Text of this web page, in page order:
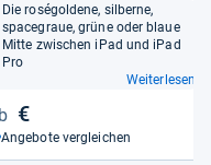
Die rosé­gol­dene, sil­berne,
space­graue, grüne oder blaue
Mitte zwi­schen iPad und iPad
Pro
Weiterlesen
€
Angebote vergleichen